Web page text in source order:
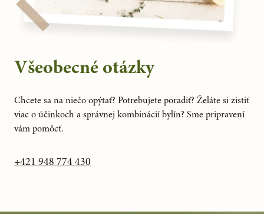
Všeobecné otázky
Chcete sa na niečo opýtať? Potrebujete poradiť? Želáte si zistiť
viac o účinkoch a správnej kombinácií bylín? Sme pripravení
vám pomôcť.
+421 948 774 430